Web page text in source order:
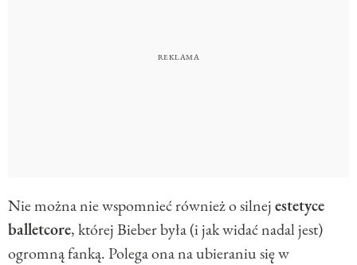
Nie można nie wspomnieć również o silnejestetyce
balletcore, której Bieber była (i jak widać nadal jest)
ogromną fanką. Polega ona na ubieraniu się w